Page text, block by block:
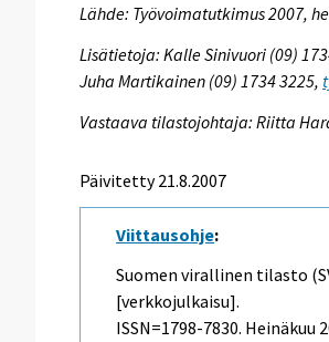
Lähde: Työvoimatutkimus 2007,
Lisätietoja: Kalle Sinivuori (09)
Juha Martikainen (09) 1734 3225,
Vastaava tilastojohtaja: Riitta
Päivitetty 21.8.2007
Viittausohje:
Suomen virallinen tilasto
[verkkojulkaisu].
ISSN=1798-7830. Heinäkuu